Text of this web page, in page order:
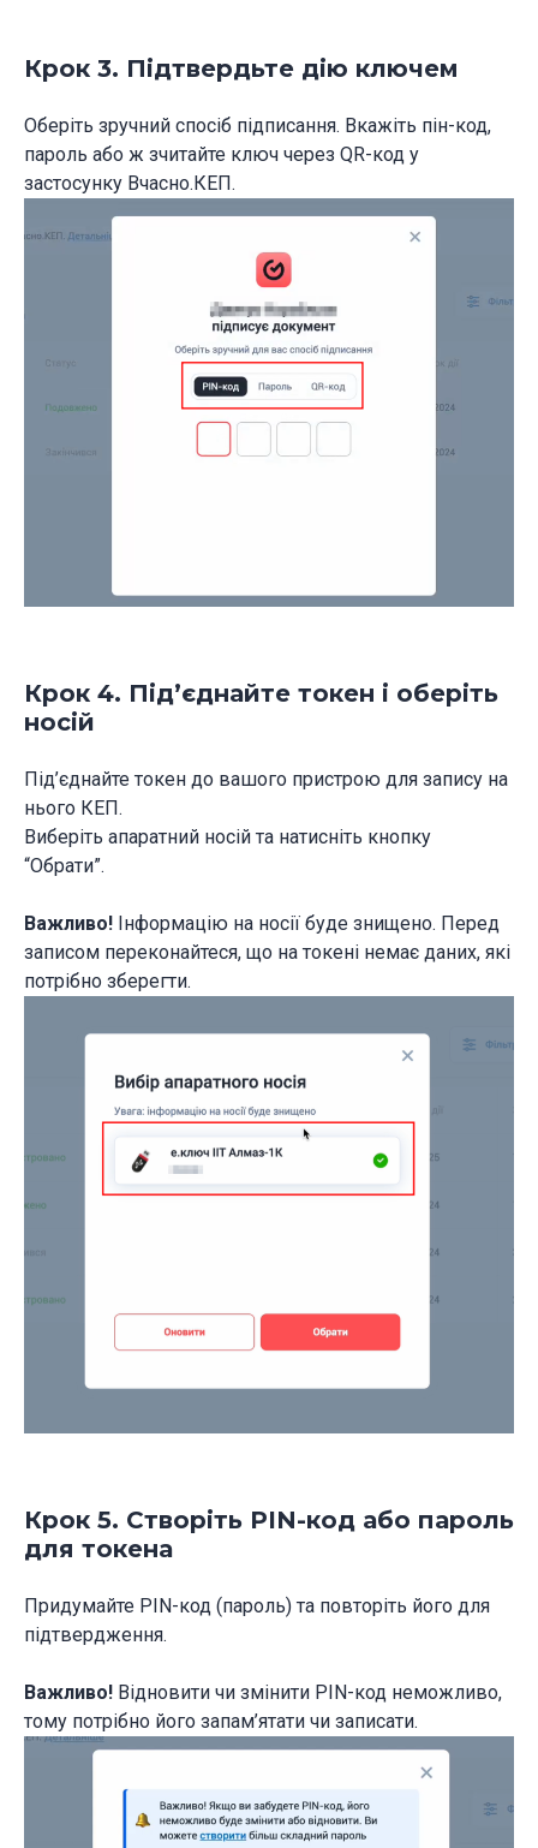
Крок 3. Підтвердьте дію ключем
Оберіть зручний спосіб підписання. Вкажіть пін-код,
пароль або ж зчитайте ключ через QR-код у
застосунку Вчасно.КЕП.
Крок 4. Під’єднайте токен і оберіть
носій
Під’єднайте токен до вашого пристрою для запису на
нього КЕП.
Виберіть апаратний носій та натисніть кнопку
“Обрати”.
Важливо! Інформацію на носії буде знищено. Перед
записом переконайтеся, що на токені немає даних, які
потрібно зберегти.
Крок 5. Створіть PIN-код або пароль
для токена
Придумайте PIN-код (пароль) та повторіть його для
підтвердження.
Важливо! Відновити чи змінити PIN-код неможливо,
тому потрібно його запам’ятати чи записати.